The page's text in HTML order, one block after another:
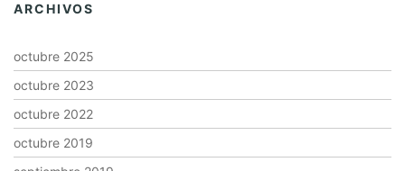
ARCHIVOS
octubre 2025
octubre 2023
octubre 2022
octubre 2019